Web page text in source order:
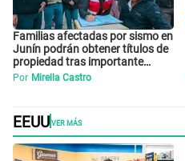
Familias afectadas por sismo en
Junín podrán obtener títulos de
propiedad tras importante
acuerdo de Cofopri
Por Mirella Castro
EEUUVER MÁS